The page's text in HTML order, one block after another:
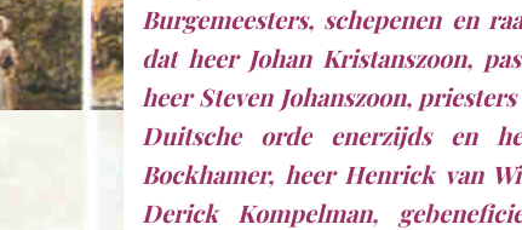
Burgemeesters, schepenen en
dat heer Johan Kristanszoon,
heer Steven Johanszoon,
Duitsche orde enerzijds en
Bockhamer, heer Henrick van
Derick Kompelman,